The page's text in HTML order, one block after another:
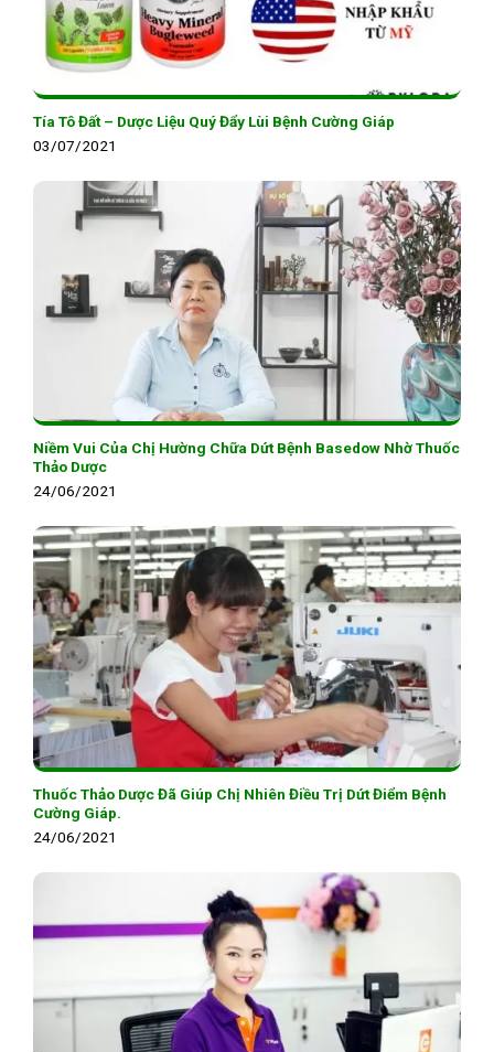
Tía Tô Đất – Dược Liệu Quý Đẩy Lùi Bệnh Cường Giáp
03/07/2021
Niềm Vui Của Chị Hường Chữa Dứt Bệnh Basedow Nhờ Thuốc
Thảo Dược
24/06/2021
Thuốc Thảo Dược Đã Giúp Chị Nhiên Điều Trị Dứt Điểm Bệnh
Cường Giáp.
24/06/2021